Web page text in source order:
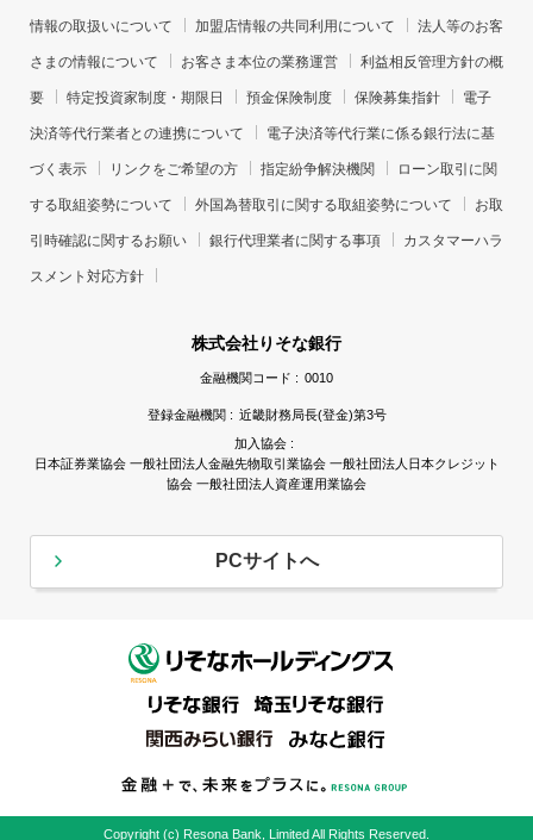
情報の取扱いについて 加盟店情報の共同利用について 法人等のお客
さまの情報について お客さま本位の業務運営 利益相反管理方針の概
要 特定投資家制度・期限日 預金保険制度 保険募集指針 電子
決済等代行業者との連携について 電子決済等代行業に係る銀行法に基
づく表示 リンクをご希望の方 指定紛争解決機関 ローン取引に関
する取組姿勢について 外国為替取引に関する取組姿勢について お取
引時確認に関するお願い 銀行代理業者に関する事項 カスタマーハラ
スメント対応方針
株式会社りそな銀行
金融機関コード : 0010
登録金融機関 : 近畿財務局長(登金)第3号
加入協会 :
日本証券業協会 一般社団法人金融先物取引業協会 一般社団法人日本クレジット
協会 一般社団法人資産運用業協会
PCサイトへ
Copyright (c) Resona Bank, Limited All Rights Reserved.